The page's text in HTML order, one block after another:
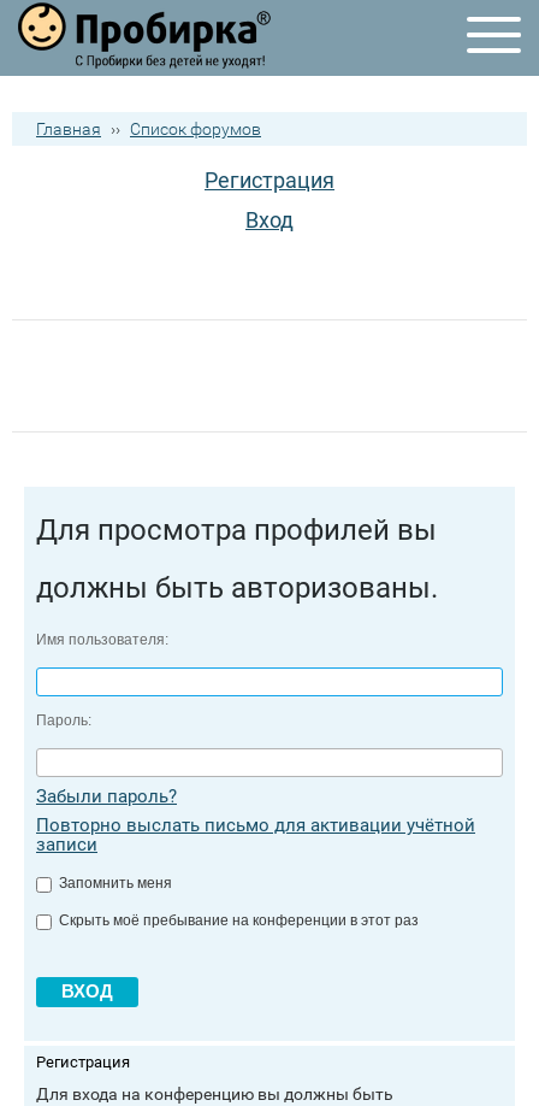
Главная ›› Список форумов
Регистрация
Вход
Для просмотра профилей вы
должны быть авторизованы.
Имя пользователя:
Пароль:
Забыли пароль?
Повторно выслать письмо для активации учётной
записи
Запомнить меня
Скрыть моё пребывание на конференции в этот раз
Регистрация
Для входа на конференцию вы должны быть